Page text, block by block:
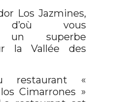
Los Jazmines,
d’où vous
un superbe
la Vallée des
restaurant «
Cimarrones »